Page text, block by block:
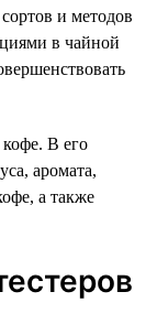
и методов
в чайной
кофе. В его
аромата,
а также